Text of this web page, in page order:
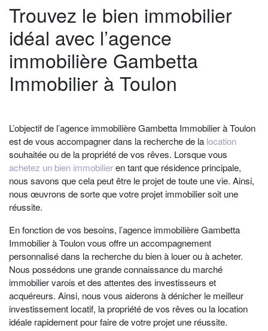
Trouvez le bien immobilier
idéal avec l’agence
immobilière Gambetta
Immobilier à Toulon
L’objectif de l’agence immobilière Gambetta Immobilier à Toulon
est de vous accompagner dans la recherche de la location
souhaitée ou de la propriété de vos rêves. Lorsque vous
achetez un bien immobilieren tant que résidence principale,
nous savons que cela peut être le projet de toute une vie. Ainsi,
nous œuvrons de sorte que votre projet immobilier soit une
réussite.
En fonction de vos besoins, l’agence immobilière Gambetta
Immobilier à Toulonvous offre un accompagnement
personnalisé dans la recherche du bien à louer ou à acheter.
Nous possédons une grande connaissance du marché
immobilier varois et des attentes des investisseurs et
acquéreurs. Ainsi, nous vous aiderons à dénicher le meilleur
investissement locatif, la propriété de vos rêves ou la location
idéale rapidement pour faire de votre projet une réussite.